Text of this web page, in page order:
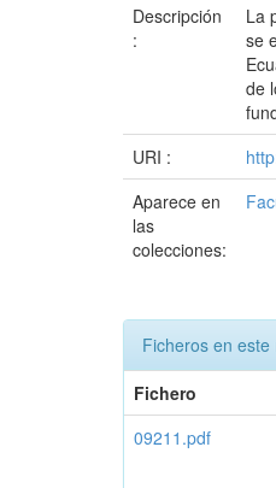
Descripción
:
La
se
de
URI :
Aparece en
las
colecciones:
Ficheros en este
Fichero
09211.pdf